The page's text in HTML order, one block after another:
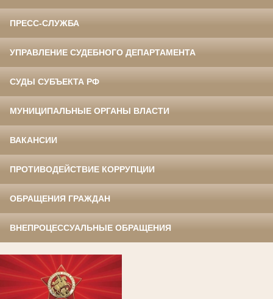
ПРЕСС-СЛУЖБА
УПРАВЛЕНИЕ СУДЕБНОГО ДЕПАРТАМЕНТА
СУДЫ СУБЪЕКТА РФ
МУНИЦИПАЛЬНЫЕ ОРГАНЫ ВЛАСТИ
ВАКАНСИИ
ПРОТИВОДЕЙСТВИЕ КОРРУПЦИИ
ОБРАЩЕНИЯ ГРАЖДАН
ВНЕПРОЦЕССУАЛЬНЫЕ ОБРАЩЕНИЯ